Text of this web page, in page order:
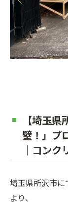
【埼玉
璧！」プ
｜コン
埼玉県所沢市
より、